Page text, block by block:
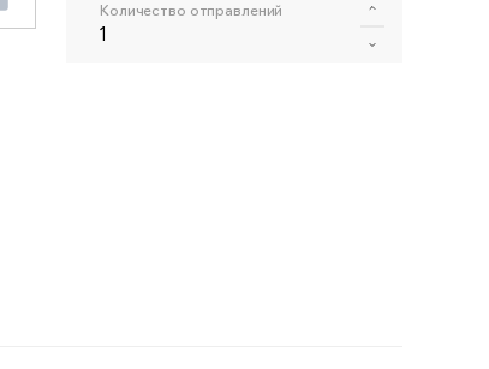
Количество отправлений